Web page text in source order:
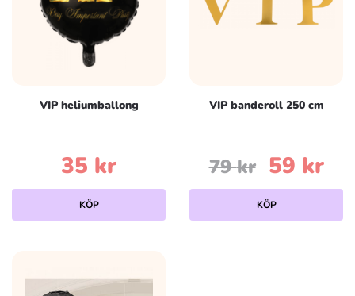
VIP heliumballong
35 kr
KÖP
VIP banderoll 250 cm
79kr Det
59 kr
KÖP